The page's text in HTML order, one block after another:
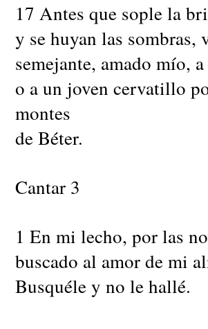
17 Antes que sople la
y se huyan las sombras,
semejante, amado mío,
o a un joven cervatillo
montes
de Béter.
Cantar 3
1 En mi lecho, por las
buscado al amor de mi
Busquéle y no le hallé.